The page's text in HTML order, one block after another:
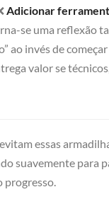
Adicionar
se uma reflexão
invés de
valor se
evitam essas
suavemente
progresso.